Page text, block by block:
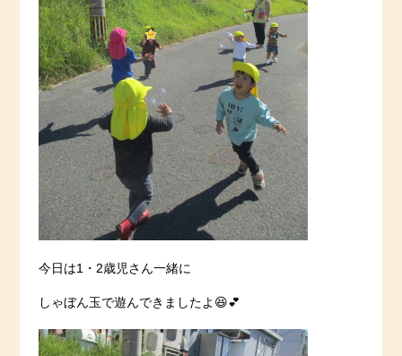
今日は1・2歳児さん一緒に
しゃぼん玉で遊んできましたよ😆💕